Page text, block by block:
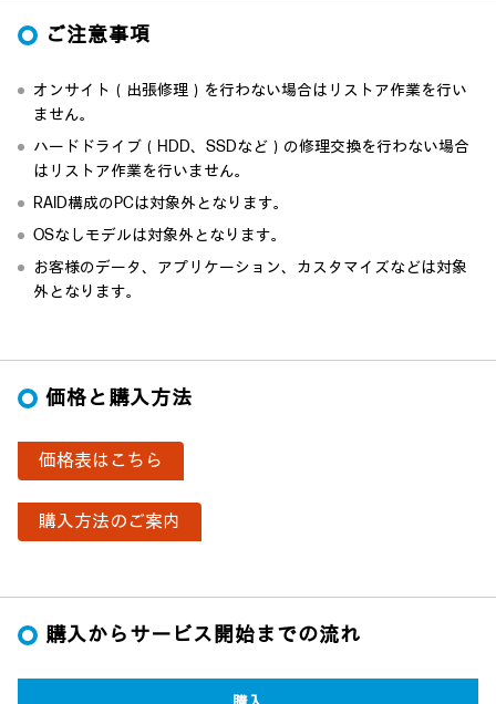
ご注意事項
オンサイト（出張修理）を行わない場合はリストア作業を行い
ません。
ハードドライブ（HDD、SSDなど）の修理交換を行わない場合
はリストア作業を行いません。
RAID構成のPCは対象外となります。
OSなしモデルは対象外となります。
お客様のデータ、アプリケーション、カスタマイズなどは対象
外となります。
価格と購入方法
価格表はこちら
購入方法のご案内
購入からサービス開始までの流れ